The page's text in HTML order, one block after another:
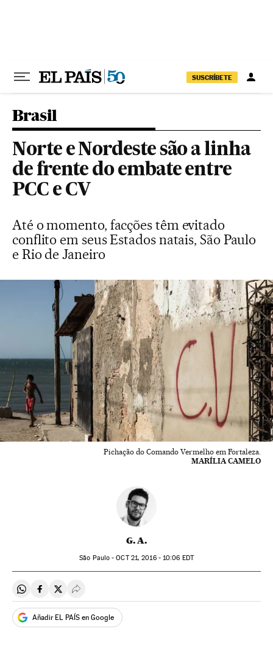
SUSCRÍBETE
Brasil
Norte e Nordeste são a linha
de frente do embate entre
PCC e CV
Até o momento, facções têm evitado
conflito em seus Estados natais, São Paulo
e Rio de Janeiro
Pichação do Comando Vermelho em Fortaleza.
MARÍLIA CAMELO
G. A.
São Paulo -OCT21, 2016 - 10:06 EDT
Compartir en Whatsapp
Compartir en Facebook
Compartir en Twitter
Desplegar Redes Sociales
Añadir EL PAÍS en Google